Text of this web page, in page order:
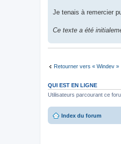
Je tenais à remercier
Ce texte a été
Retourner vers « Windev »
QUI EST EN LIGNE
Utilisateurs parcourant ce
Index du forum